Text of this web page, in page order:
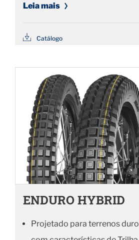
Leia mais
Catálogo
ENDURO HYBRID
Projetado para terrenos